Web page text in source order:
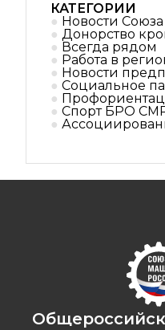
КАТЕГОРИИ
Новости Союза
Донорство
Всегда рядом
Работа в
Новости
Социальное
Спорт БРО